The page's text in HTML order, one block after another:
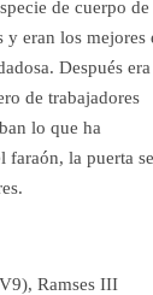
de cuerpo de
y eran los mejores
Después
de trabajadores
lo que ha
faraón, la puerta se
Ramses III